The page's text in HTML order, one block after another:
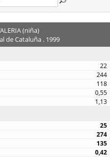
(niña)
de Cataluña . 1999
22
244
118
0,55
1,13
25
274
135
0,42